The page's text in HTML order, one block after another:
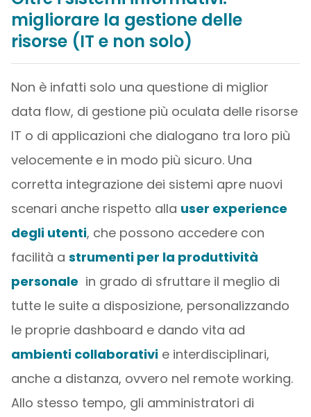
migliorare la gestione delle
risorse (IT e non solo)
Non è infatti solo una questione di miglior
data flow, di gestione più oculata delle risorse
IT o di applicazioni che dialogano tra loro più
velocemente e in modo più sicuro. Una
corretta integrazione dei sistemi apre nuovi
scenari anche rispetto alla user experience
degli utenti, che possono accedere con
facilità a strumenti per la produttività
personale in grado di sfruttare il meglio di
tutte le suite a disposizione, personalizzando
le proprie dashboard e dando vita ad
ambienti collaborativie interdisciplinari,
anche a distanza, ovvero nel remote working.
Allo stesso tempo, gli amministratori di